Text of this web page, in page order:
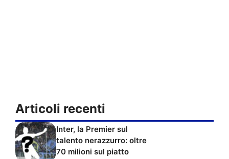
Articoli recenti
Inter, la Premier sul
talento nerazzurro: oltre
70 milioni sul piatto